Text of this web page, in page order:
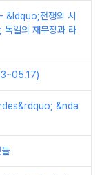
&ldquo;전쟁의 시
일의 재무장과 라
&nda